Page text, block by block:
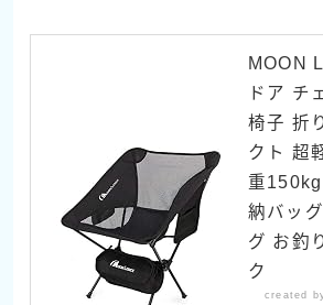
MOON
ドア チ
椅子 折
クト 超
重
納バッ
グ お釣
ク
created